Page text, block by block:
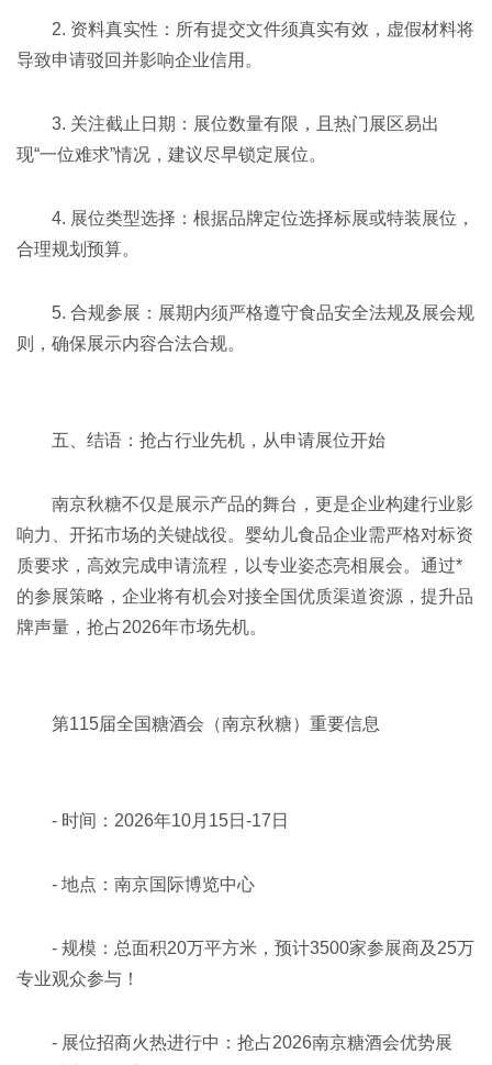
2. 资料真实性：所有提交文件须真实有效，虚假材料将
导致申请驳回并影响企业信用。
3. 关注截止日期：展位数量有限，且热门展区易出
现“一位难求”情况，建议尽早锁定展位。
4. 展位类型选择：根据品牌定位选择标展或特装展位，
合理规划预算。
5. 合规参展：展期内须严格遵守食品安全法规及展会规
则，确保展示内容合法合规。
五、结语：抢占行业先机，从申请展位开始
南京秋糖不仅是展示产品的舞台，更是企业构建行业影
响力、开拓市场的关键战役。婴幼儿食品企业需严格对标资
质要求，高效完成申请流程，以专业姿态亮相展会。通过*
的参展策略，企业将有机会对接全国优质渠道资源，提升品
牌声量，抢占2026年市场先机。
第115届全国糖酒会 （南京秋糖）重要信息
- 时间：2026年10月15日-17日
- 地点：南京国际博览中心
- 规模：总面积20万平方米，预计3500家参展商及25万
专业观众参与！
- 展位招商火热进行中：抢占2026南京糖酒会优势展